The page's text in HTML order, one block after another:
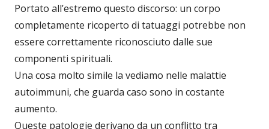
Portato all’estremo questo discorso: un corpo
completamente ricoperto di tatuaggi potrebbe non
essere correttamente riconosciuto dalle sue
componenti spirituali.
Una cosa molto simile la vediamo nelle malattie
autoimmuni, che guarda caso sono in costante
aumento.
Queste patologie derivano da un conflitto tra